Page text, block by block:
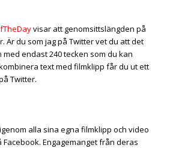
visar att genomsittslängden på
Är du som jag på Twitter vet du att det
endast 240 tecken som du kan
text med filmklipp får du ut ett
Twitter.
alla sina egna filmklipp och video
Engagemanget från deras